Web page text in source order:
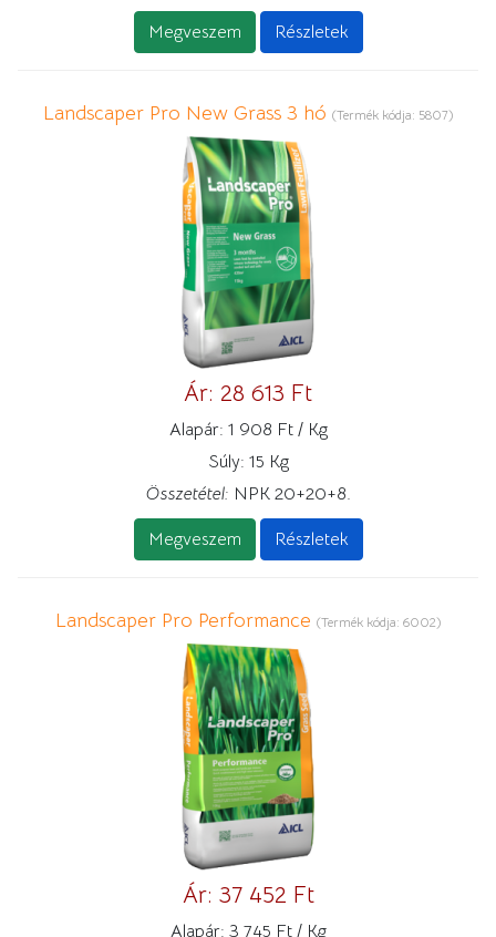
Megveszem Részletek
Landscaper Pro New Grass 3 hó (Termék kódja: 5807)
Ár: 28 613 Ft
Alapár: 1 908 Ft / Kg
Súly: 15 Kg
Összetétel: NPK 20+20+8.
Megveszem Részletek
Landscaper Pro Performance (Termék kódja: 6002)
Ár: 37 452 Ft
Alapár: 3 745 Ft / Kg